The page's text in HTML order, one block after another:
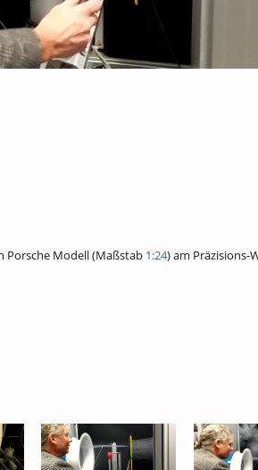
Porsche Modell (Maßstab 1:24) am Präzisions-